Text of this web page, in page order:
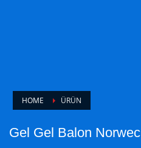
HOME ÜRÜN
Gel Gel Balon Norwec